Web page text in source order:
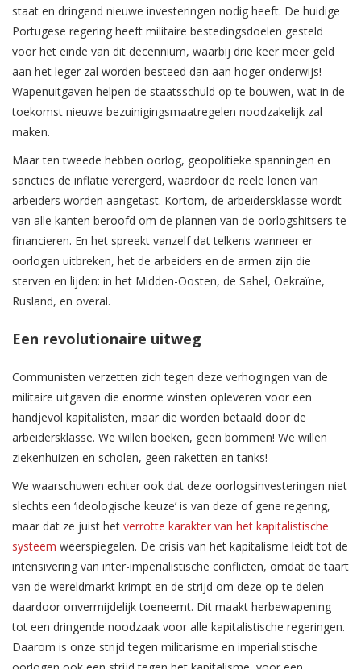
staat en dringend nieuwe investeringen nodig heeft. De huidige
Portugese regering heeft militaire bestedingsdoelen gesteld
voor het einde van dit decennium, waarbij drie keer meer geld
aan het leger zal worden besteed dan aan hoger onderwijs!
Wapenuitgaven helpen de staatsschuld op te bouwen, wat in de
toekomst nieuwe bezuinigingsmaatregelen noodzakelijk zal
maken.
Maar ten tweede hebben oorlog, geopolitieke spanningen en
sancties de inflatie verergerd, waardoor de reële lonen van
arbeiders worden aangetast. Kortom, de arbeidersklasse wordt
van alle kanten beroofd om de plannen van de oorlogshitsers te
financieren. En het spreekt vanzelf dat telkens wanneer er
oorlogen uitbreken, het de arbeiders en de armen zijn die
sterven en lijden: in het Midden-Oosten, de Sahel, Oekraïne,
Rusland, en overal.
Een revolutionaire uitweg
Communisten verzetten zich tegen deze verhogingen van de
militaire uitgaven die enorme winsten opleveren voor een
handjevol kapitalisten, maar die worden betaald door de
arbeidersklasse. We willen boeken, geen bommen! We willen
ziekenhuizen en scholen, geen raketten en tanks!
We waarschuwen echter ook dat deze oorlogsinvesteringen niet
slechts een ‘ideologische keuze’ is van deze of gene regering,
maar dat ze juist het verrotte karakter van het kapitalistische
systeem weerspiegelen. De crisis van het kapitalisme leidt tot de
intensivering van inter-imperialistische conflicten, omdat de taart
van de wereldmarkt krimpt en de strijd om deze op te delen
daardoor onvermijdelijk toeneemt. Dit maakt herbewapening
tot een dringende noodzaak voor alle kapitalistische regeringen.
Daarom is onze strijd tegen militarisme en imperialistische